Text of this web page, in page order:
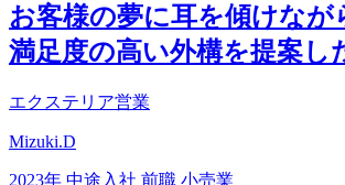
お客様の夢に耳を傾けなが
満足度の高い外構を提案し
エクステリア営業
Mizuki.D
2023年 中途入社 前職 小売業